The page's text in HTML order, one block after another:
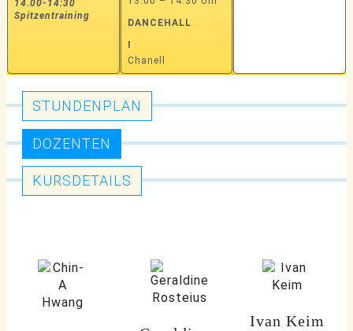
14.00-14:30
Spitzentraining
DANCEHALL
Chanell
STUNDENPLAN
DOZENTEN
KURSDETAILS
Ivan Keim